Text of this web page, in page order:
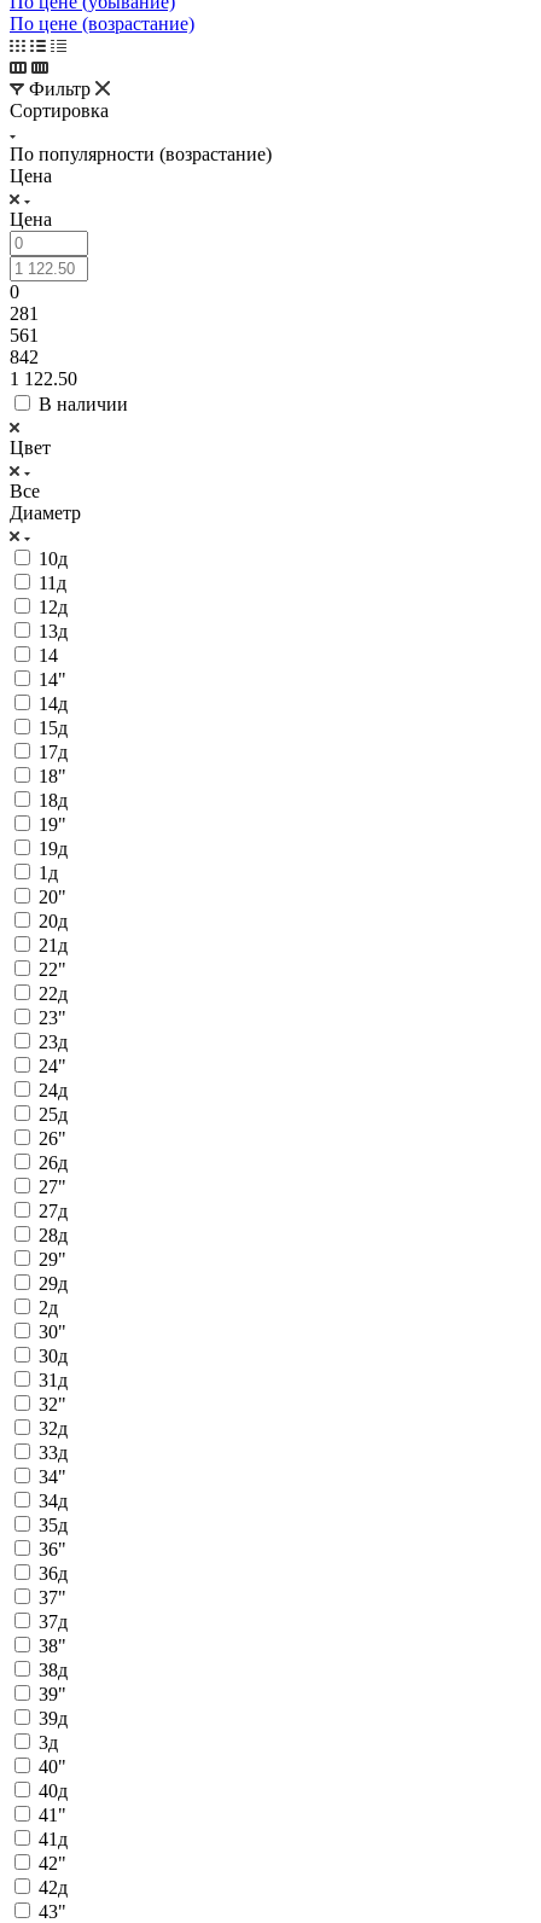
По цене (возрастание)
Фильтр
Сортировка
По популярности (возрастание)
Цена
Цена
0
281
561
842
1 122.50
В наличии
Цвет
Все
Диаметр
10д
11д
12д
13д
14
14"
14д
15д
17д
18"
18д
19"
19д
1д
20"
20д
21д
22"
22д
23"
23д
24"
24д
25д
26"
26д
27"
27д
28д
29"
29д
2д
30"
30д
31д
32"
32д
33д
34"
34д
35д
36"
36д
37"
37д
38"
38д
39"
39д
3д
40"
40д
41"
41д
42"
42д
43"